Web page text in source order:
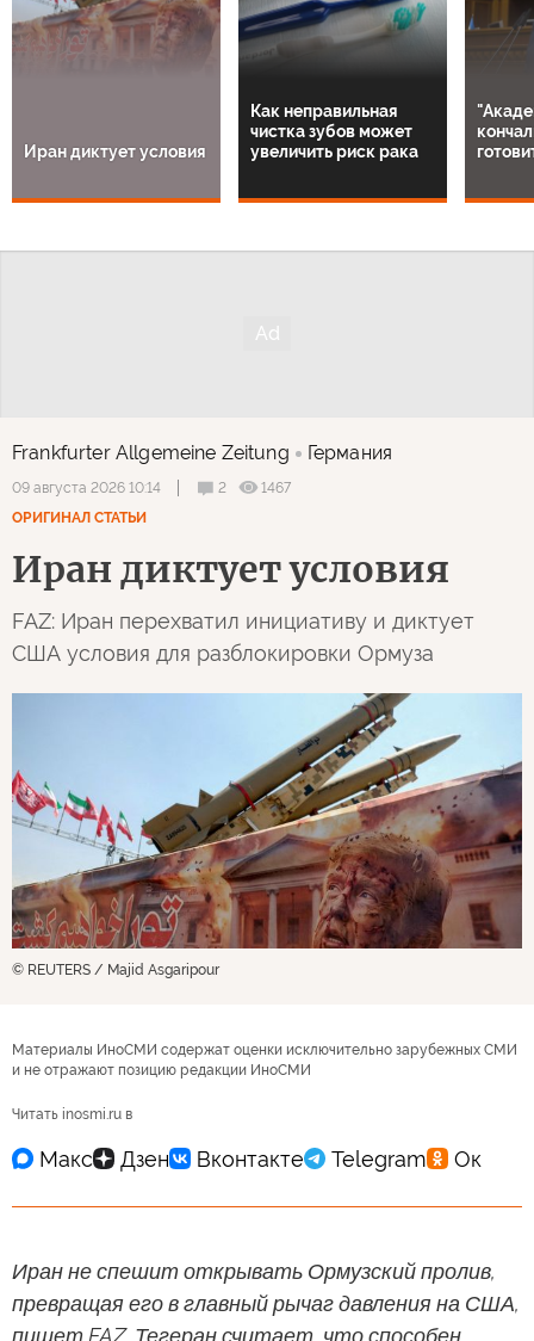
Иран диктует условия
Как неправильная
чистка зубов может
увеличить риск рака
Frankfurter Allgemeine Zeitung Германия
09 августа 2026 10:14 2
1467
ОРИГИНАЛ СТАТЬИ
Иран диктует условия
FAZ: Иран перехватил инициативу и диктует
США условия для разблокировки Ормуза
© REUTERS / Majid Asgaripour
Материалы ИноСМИ содержат оценки исключительно зарубежных СМИ
и не отражают позицию редакции ИноСМИ
Читать inosmi.ru в
Иран не спешит открывать Ормузский пролив,
превращая его в главный рычаг давления на США,
пишет FAZ. Тегеран считает, что способен